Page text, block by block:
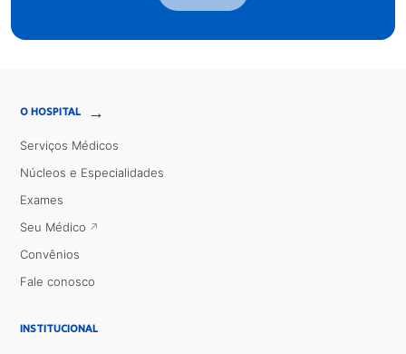
O HOSPITAL →
Serviços Médicos
Núcleos e Especialidades
Exames
Seu Médico
Convênios
Fale conosco
INSTITUCIONAL